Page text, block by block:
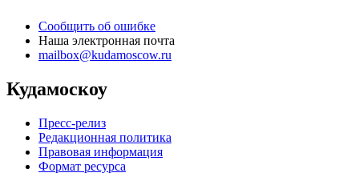
Сообщить об ошибке
Наша электронная почта
mailbox@kudamoscow.ru
Кудамоскоу
Пресс-релиз
Редакционная политика
Правовая информация
Формат ресурса